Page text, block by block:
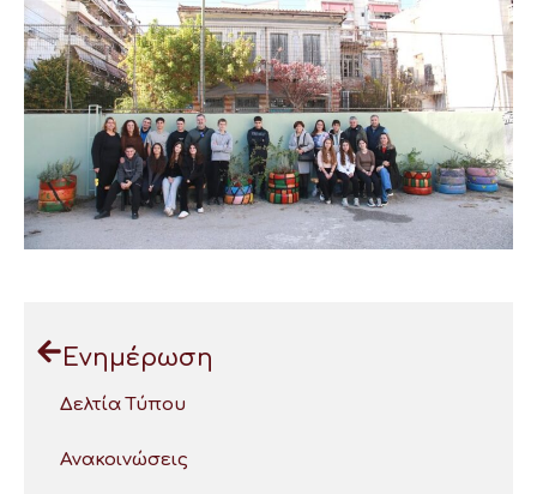
Ενημέρωση
Δελτία Τύπου
Ανακοινώσεις